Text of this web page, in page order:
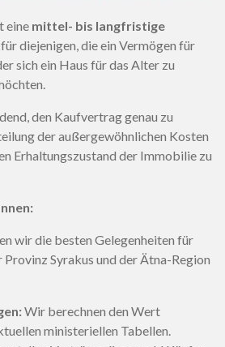
eine mittel- bis langfristige
für diejenigen, die ein Vermögen für
sich ein Haus für das Alter zu
den Kaufvertrag genau zu
der außergewöhnlichen Kosten
Erhaltungszustand der Immobilie zu
wir die besten Gelegenheiten für
Syrakus und der Ätna-Region
Wir berechnen den Wert
ministeriellen Tabellen.